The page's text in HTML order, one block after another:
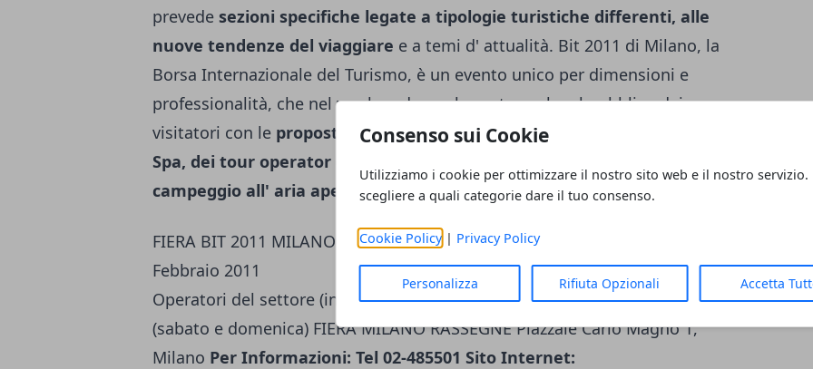
Consenso sui Cookie
Utilizziamo i cookie per ottimizzare il nostro sito web e il nostro servizio.
scegliere a quali categorie dare il tuo consenso.
Cookie Policy| Privacy Policy
Personalizza Rifiuta Opzionali Accetta
prevede sezioni specifiche legate a tipologie turistiche differenti, alle
nuove tendenze del viaggiare e a temi d' attualità. Bit 2011 di Milano, la
Borsa Internazionale del Turismo, è un evento unico per dimensioni e
professionalità, che nel week-end apre le porte anche al pubblico dei
visitatori con le proposte turistiche delle terme, dei centri benessere
Spa, dei tour operator e delle agenzie di viaggi, del turismo in
campeggio all' aria aperta.
FIERA BIT 2011 MILANO: Borsa Internazionale del Turismo dal 17 al 20
Febbraio 2011
Operatori del settore (infrasettimanali) Pubblico e operatori del settore
(sabato e domenica) FIERA MILANO RASSEGNE Piazzale Carlo Magno 1,
Milano Per Informazioni: Tel 02-485501 Sito Internet: